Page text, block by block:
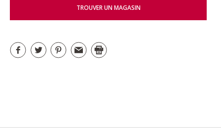
TROUVER UN MAGASIN